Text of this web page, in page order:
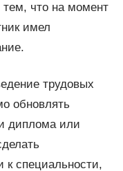
тем, что на момент
имел
трудовых
обновлять
диплома или
к специальности,